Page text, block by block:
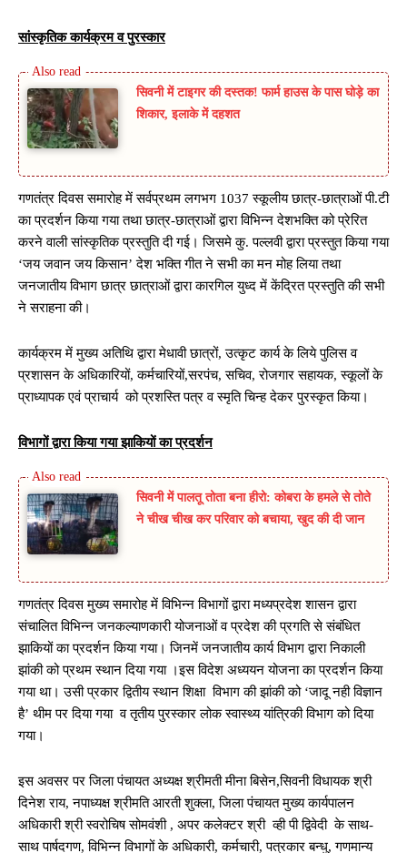
सांस्कृतिक कार्यक्रम व पुरस्कार
सिवनी में टाइगर की दस्तक! फार्म हाउस के पास घोड़े का
शिकार, इलाके में दहशत
गणतंत्र दिवस समारोह में सर्वप्रथम लगभग 1037 स्कूलीय छात्र-छात्राओं पी.टी
का प्रदर्शन किया गया तथा छात्र-छात्राओं द्वारा विभिन्न देशभक्ति को प्रेरित
करने वाली सांस्कृतिक प्रस्तुति दी गई। जिसमे कु. पल्लवी द्वारा प्रस्तुत किया गया
‘जय जवान जय किसान’ देश भक्ति गीत ने सभी का मन मोह लिया तथा
जनजातीय विभाग छात्र छात्राओं द्वारा कारगिल युध्द में केंद्रित प्रस्तुति की सभी
ने सराहना की।
कार्यक्रम में मुख्य अतिथि द्वारा मेधावी छात्रों, उत्कृट कार्य के लिये पुलिस व
प्रशासन के अधिकारियों, कर्मचारियों,सरपंच, सचिव, रोजगार सहायक, स्कूलों के
प्राध्यापक एवं प्राचार्य को प्रशस्ति पत्र व स्मृति चिन्ह देकर पुरस्कृत किया।
विभागों द्वारा किया गया झाकियों का प्रदर्शन
सिवनी में पालतू तोता बना हीरो: कोबरा के हमले से तोते
ने चीख चीख कर परिवार को बचाया, खुद की दी जान
गणतंत्र दिवस मुख्य समारोह में विभिन्न विभागों द्वारा मध्यप्रदेश शासन द्वारा
संचालित विभिन्न जनकल्याणकारी योजनाओं व प्रदेश की प्रगति से संबंधित
झाकियों का प्रदर्शन किया गया। जिनमें जनजातीय कार्य विभाग द्वारा निकाली
झांकी को प्रथम स्थान दिया गया ।इस विदेश अध्ययन योजना का प्रदर्शन किया
गया था। उसी प्रकार द्वितीय स्थान शिक्षा विभाग की झांकी को ‘जादू नही विज्ञान
है’ थीम पर दिया गया व तृतीय पुरस्कार लोक स्वास्थ्य यांत्रिकी विभाग को दिया
गया।
इस अवसर पर जिला पंचायत अध्यक्ष श्रीमती मीना बिसेन,सिवनी विधायक श्री
दिनेश राय, नपाध्यक्ष श्रीमति आरती शुक्ला, जिला पंचायत मुख्य कार्यपालन
अधिकारी श्री स्वरोचिष सोमवंशी , अपर कलेक्टर श्री व्ही पी द्विवेदी के साथ-
साथ पार्षदगण, विभिन्न विभागों के अधिकारी, कर्मचारी, पत्रकार बन्धु, गणमान्य